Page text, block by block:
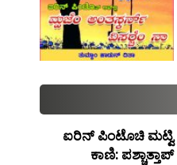
ಐರಿನ್ ಪಿಂಟೊಚಿ ಮಟ್ವಿ
ಕಾಣಿ: ಪಶ್ಚಾತ್ತಾಪ್